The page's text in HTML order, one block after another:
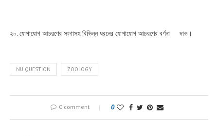
২০. যোগাযোগ আচরণের সংগাসহ বিভিন্ন ধরনের যোগাযোগ আচরণের বর্ণনা দাও।
NU QUESTION ZOOLOGY
0 comment 0